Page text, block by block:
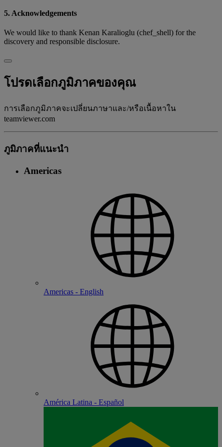
5. Acknowledgements
We would like to thank Kenan Karalioglu (chef_shell) for the
discovery and responsible disclosure.
โปรดเลือกภูมิภาคของคุณ
การเลือกภูมิภาคจะเปลี่ยนภาษาและ/หรือเนื้อหาใน
teamviewer.com
ภูมิภาคที่แนะนํา
Americas
Americas - English
América Latina - Español